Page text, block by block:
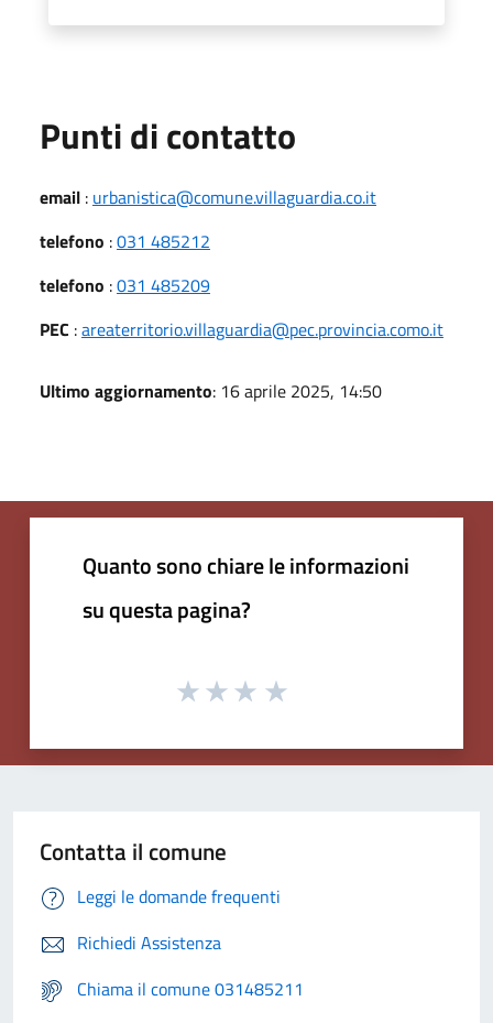
Punti di contatto
email : urbanistica@comune.villaguardia.co.it
telefono :031 485212
telefono :031 485209
PEC :areaterritorio.villaguardia@pec.provincia.como.it
Ultimo aggiornamento: 16 aprile 2025, 14:50
Quanto sono chiare le informazioni
su questa pagina?
Contatta il comune
Leggi le domande frequenti
Richiedi Assistenza
Chiama il comune 031485211